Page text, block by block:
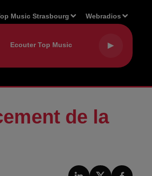
Music Strasbourg Webradios
de la